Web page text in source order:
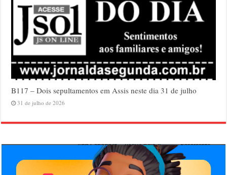
B117 – Dois sepultamentos em Assis neste dia 31 de julho
31 de julho de 2026